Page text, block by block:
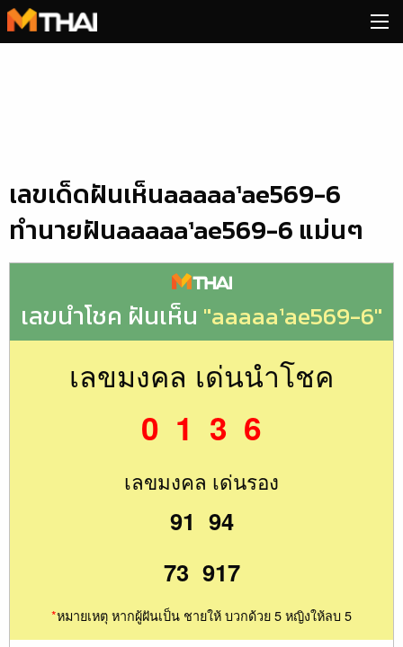
Skip
to
เลขเด็ดฝันเห็นaaaaa¹ae569-6
ทำนายฝันaaaaa¹ae569-6 แม่นๆ
เลขนำโชค ฝันเห็น "aaaaa¹ae569-6"
เลขมงคล เด่นนำโชค
0 1 3 6
เลขมงคล เด่นรอง
91 94
73 917
*หมายเหตุ หากผู้ฝันเป็น ชายให้ บวกด้วย 5 หญิงให้ลบ 5